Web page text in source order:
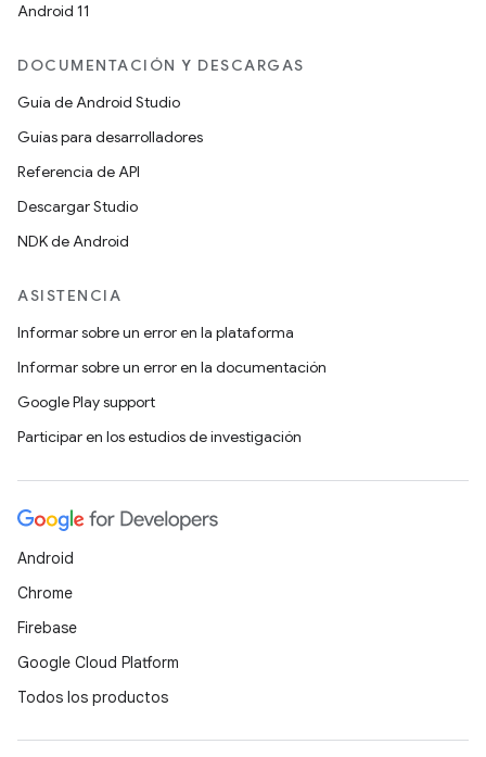
Android 11
DOCUMENTACIÓN Y DESCARGAS
Guía de Android Studio
Guías para desarrolladores
Referencia de API
Descargar Studio
NDK de Android
ASISTENCIA
Informar sobre un error en la plataforma
Informar sobre un error en la documentación
Google Play support
Participar en los estudios de investigación
Android
Chrome
Firebase
Google Cloud Platform
Todos los productos